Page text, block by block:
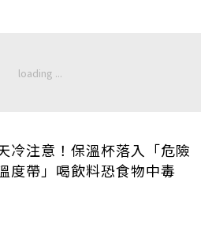
冷注意！保溫杯落入「危險
度帶」喝飲料恐食物中毒